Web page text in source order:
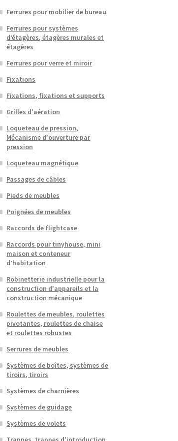
Ferrures pour mobilier de bureau
Ferrures pour systèmes
d’étagères, étagères murales et
étagères
Ferrures pour verre et miroir
Fixations
Fixations, fixations et supports
Grilles d'aération
Loqueteau de pression,
Mécanisme d'ouverture par
pression
Loqueteau magnétique
Passages de câbles
Pieds de meubles
Poignées de meubles
Raccords de flightcase
Raccords pour tinyhouse, mini
maison et conteneur
d’habitation
Robinetterie industrielle pour la
construction d'appareils et la
construction mécanique
Roulettes de meubles, roulettes
pivotantes, roulettes de chaise
et roulettes robustes
Serrures de meubles
Systèmes de boîtes, systèmes de
tiroirs, tiroirs
Systèmes de charnières
Systèmes de guidage
Systèmes de volets